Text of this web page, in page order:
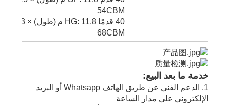
54CBM
68CBM
خدمة ما بعد البيع:
1. الدعم الفني عن طريق الهاتف Whatsapp أو البريد
الإلكتروني على مدار الساعة